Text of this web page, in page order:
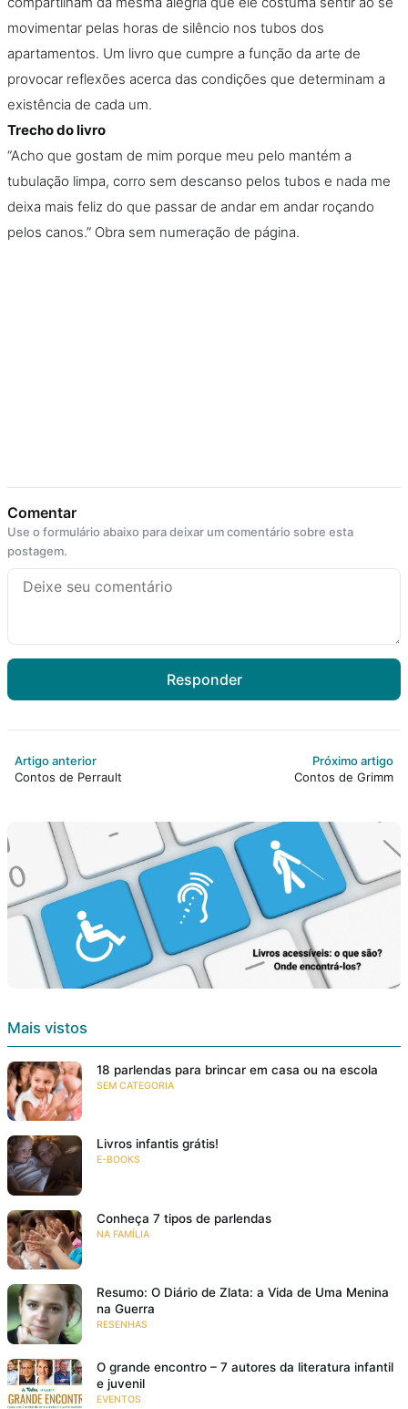
movimentar pelas horas de silêncio nos tubos dos
apartamentos. Um livro que cumpre a função da arte de
provocar reflexões acerca das condições que determinam a
existência de cada um.
Trecho do livro
“Acho que gostam de mim porque meu pelo mantém a
tubulação limpa, corro sem descanso pelos tubos e nada me
deixa mais feliz do que passar de andar em andar roçando
pelos canos.” Obra sem numeração de página.
Comentar
Use o formulário abaixo para deixar um comentário sobre esta
postagem.
Responder
Artigo anterior
Contos de Perrault
Próximo artigo
Contos de Grimm
Mais vistos
18 parlendas para brincar em casa ou na escola
SEM CATEGORIA
Livros infantis grátis!
E-BOOKS
Conheça 7 tipos de parlendas
NA FAMÍLIA
Resumo: O Diário de Zlata: a Vida de Uma Menina
na Guerra
RESENHAS
O grande encontro – 7 autores da literatura infantil
e juvenil
EVENTOS